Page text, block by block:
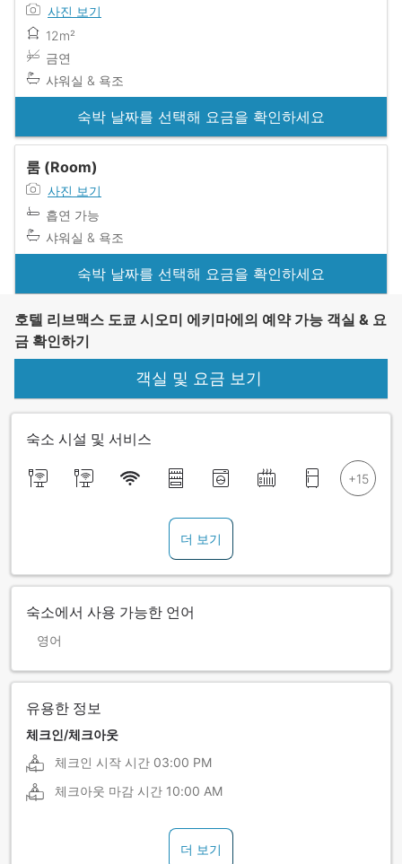
사진 보기
12m²
금연
샤워실 & 욕조
숙박 날짜를 선택해 요금을 확인하세요
룸 (Room)
사진 보기
흡연 가능
샤워실 & 욕조
숙박 날짜를 선택해 요금을 확인하세요
호텔 리브맥스 도쿄 시오미 에키마에의 예약 가능 객실 & 요
금 확인하기
객실 및 요금 보기
숙소 시설 및 서비스
더 보기
숙소에서 사용 가능한 언어
영어
유용한 정보
체크인/체크아웃
체크인 시작 시간 03:00 PM
체크아웃 마감 시간 10:00 AM
더 보기